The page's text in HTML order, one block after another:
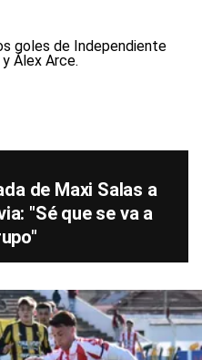
de Maxi Salas a
"Sé que se va a